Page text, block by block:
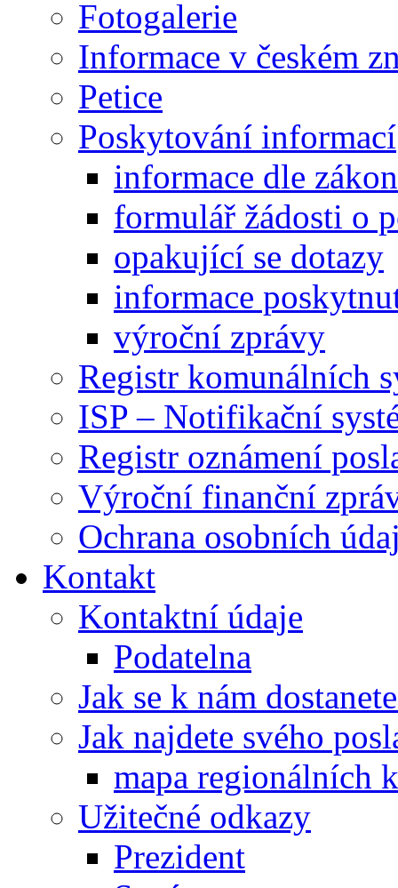
Fotogalerie
Informace v českém
Petice
Poskytování informací
informace dle
formulář žádosti o
opakující se dotazy
informace
výroční zprávy
Registr komunálních
ISP – Notifikační
Registr oznámení
Výroční finanční
Ochrana osobních
Kontakt
Kontaktní údaje
Podatelna
Jak se k nám
Jak najdete svého
mapa regionálních
Užitečné odkazy
Prezident